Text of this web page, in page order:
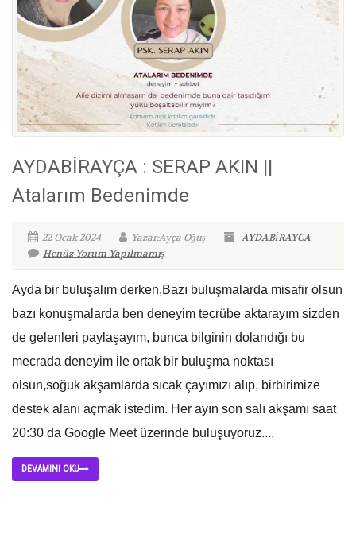
AYDABİRAYÇA : SERAP AKIN ||
Atalarım Bedenimde
22 Ocak 2024 Yazar:Ayça Oğuş
AYDABİRAYCA
Henüz Yorum Yapılmamış
Ayda bir buluşalım derken,Bazı buluşmalarda misafir olsun
bazı konuşmalarda ben deneyim tecrübe aktarayım sizden
de gelenleri paylaşayım, bunca bilginin dolandığı bu
mecrada deneyim ile ortak bir buluşma noktası
olsun,soğuk akşamlarda sıcak çayımızı alıp, birbirimize
destek alanı açmak istedim. Her ayın son salı akşamı saat
20:30 da Google Meet üzerinde buluşuyoruz....
DEVAMINI OKU